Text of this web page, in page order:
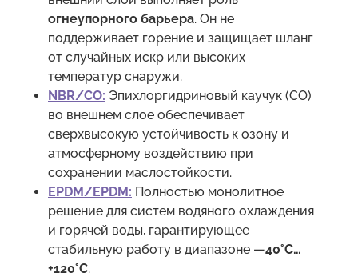
огнеупорного барьера. Он не
поддерживает горение и защищает шланг
от случайных искр или высоких
температур снаружи.
NBR/CO: Эпихлоргидриновый каучук (CO)
во внешнем слое обеспечивает
сверхвысокую устойчивость к озону и
атмосферному воздействию при
сохранении маслостойкости.
EPDM/EPDM: Полностью монолитное
решение для систем водяного охлаждения
и горячей воды, гарантирующее
стабильную работу в диапазоне —40°C…
+120°C.